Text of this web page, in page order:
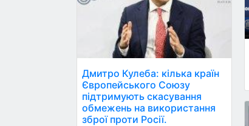
Дмитро Кулеба: кілька країн
Європейського Союзу
підтримують скасування
обмежень на використання
зброї проти Росії.